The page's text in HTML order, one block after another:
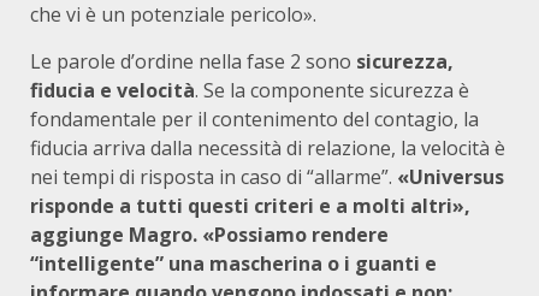
che vi è un potenziale pericolo».
Le parole d’ordine nella fase 2 sono sicurezza,
fiducia e velocità. Se la componente sicurezza è
fondamentale per il contenimento del contagio, la
fiducia arriva dalla necessità di relazione, la velocità è
nei tempi di risposta in caso di “allarme”. «Universus
risponde a tutti questi criteri e a molti altri»,
aggiunge Magro. «Possiamo rendere
“intelligente” una mascherina o i guanti e